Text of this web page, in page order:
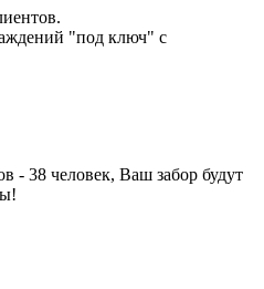
"под ключ" с
- 38 человек, Ваш забор будут